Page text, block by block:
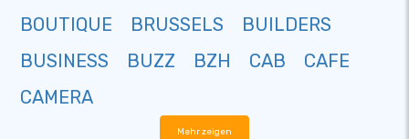
BOUTIQUE
BRUSSELS
BUILDERS
BUSINESS
BUZZ BZH CAB
CAFE
CAMERA
Mehr zeigen